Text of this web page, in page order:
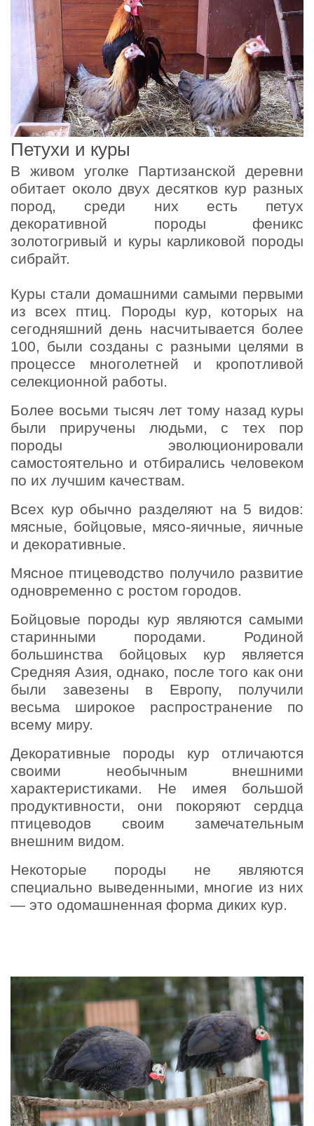
Петухи и куры
В живом уголке Партизанской деревни
обитает около двух десятков кур разных
пород, среди них есть петух
декоративной породы феникс
золотогривый и куры карликовой породы
сибрайт.
Куры стали домашними самыми первыми
из всех птиц. Породы кур, которых на
сегодняшний день насчитывается более
100, были созданы с разными целями в
процессе многолетней и кропотливой
селекционной работы.
Более восьми тысяч лет тому назад куры
были приручены людьми, с тех пор
породы эволюционировали
самостоятельно и отбирались человеком
по их лучшим качествам.
Всех кур обычно разделяют на 5 видов:
мясные, бойцовые, мясо-яичные, яичные
и декоративные.
Мясное птицеводство получило развитие
одновременно с ростом городов.
Бойцовые породы кур являются самыми
старинными породами. Родиной
большинства бойцовых кур является
Средняя Азия, однако, после того как они
были завезены в Европу, получили
весьма широкое распространение по
всему миру.
Декоративные породы кур отличаются
своими необычным внешними
характеристиками. Не имея большой
продуктивности, они покоряют сердца
птицеводов своим замечательным
внешним видом.
Некоторые породы не являются
специально выведенными, многие из них
— это одомашненная форма диких кур.